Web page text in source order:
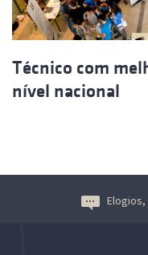
Técnico com
nível nacional